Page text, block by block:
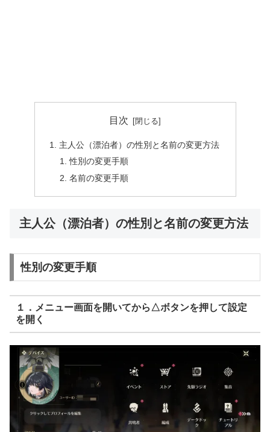
目次
主人公（漂泊者）の性別と名前の変更方法
性別の変更手順
名前の変更手順
主人公（漂泊者）の性別と名前の変更方法
性別の変更手順
１．メニュー画面を開いてから△ボタンを押して設定
を開く